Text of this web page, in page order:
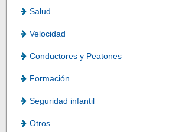
Salud
Velocidad
Conductores y Peatones
Formación
Seguridad infantil
Otros